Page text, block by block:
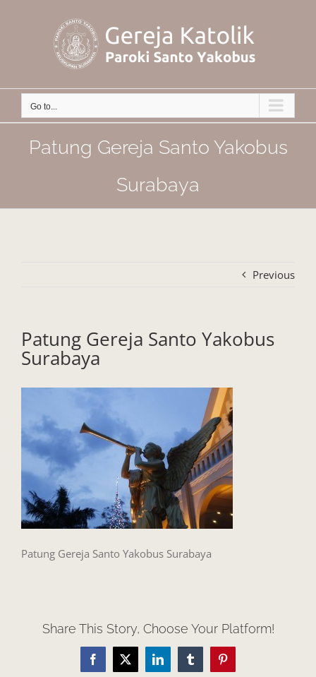
Go to...
Patung Gereja Santo Yakobus
Surabaya
Previous
Patung Gereja Santo Yakobus
Surabaya
Patung Gereja Santo Yakobus Surabaya
Share This Story, Choose Your Platform!
Facebook
X LinkedInTumblrPinterest